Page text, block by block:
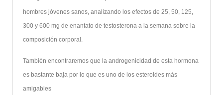
hombres jóvenes sanos, analizando los efectos de 25, 50, 125,
300 y 600 mg de enantato de testosterona a la semana sobre la
composición corporal.
También encontraremos que la androgenicidad de esta hormona
es bastante baja por lo que es uno de los esteroides más
amigables